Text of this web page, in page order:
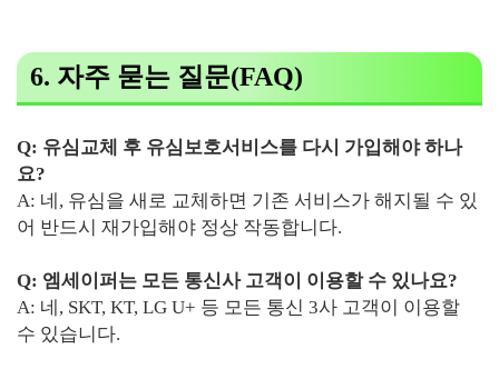
6. 자주 묻는 질문(FAQ)
Q: 유심교체 후 유심보호서비스를 다시 가입해야 하나
요?
A: 네, 유심을 새로 교체하면 기존 서비스가 해지될 수 있
어 반드시 재가입해야 정상 작동합니다.
Q: 엠세이퍼는 모든 통신사 고객이 이용할 수 있나요?
A: 네, SKT, KT, LG U+ 등 모든 통신 3사 고객이 이용할
수 있습니다.